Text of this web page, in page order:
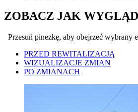
ZOBACZ JAK
Przesuń pinezkę, aby obejrzeć wybrany
PRZED REWITALIZACJĄ
WIZUALIZACJE ZMIAN
PO ZMIANACH